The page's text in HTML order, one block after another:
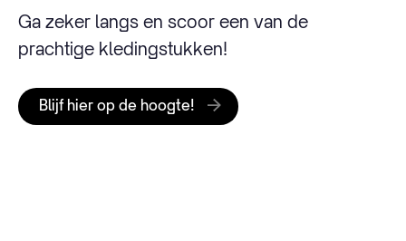
Ga zeker langs en scoor een van de
prachtige kledingstukken!
Blijf hier op de hoogte!